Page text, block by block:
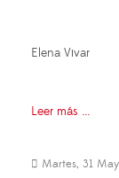
Elena Vivar
Leer más ...
Martes, 31